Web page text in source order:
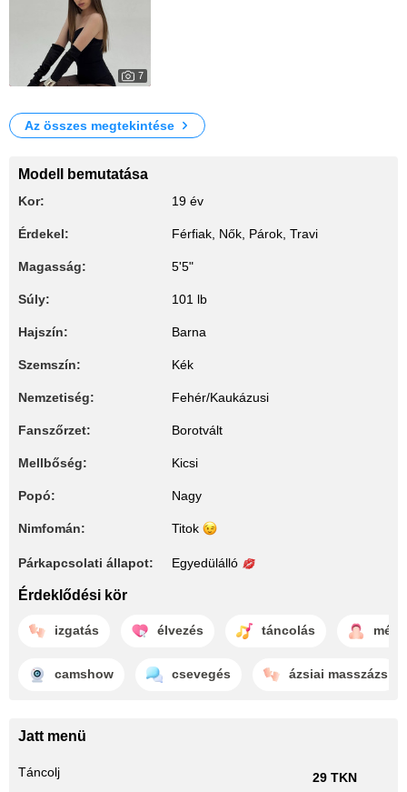
7
Az összes megtekintése
Modell bemutatása
Kor: 19 év
Érdekel: Férfiak, Nők, Párok, Travi
Magasság: 5'5"
Súly: 101 lb
Hajszín: Barna
Szemszín: Kék
Nemzetiség: Fehér/Kaukázusi
Fanszőrzet: Borotvált
Mellbőség: Kicsi
Popó: Nagy
Nimfomán: Titok
Párkapcsolati állapot: Egyedülálló
Érdeklődési kör
izgatás élvezés táncolás
camshow csevegés ázsiai masszázs
Jatt menü
Táncolj 29 TKN